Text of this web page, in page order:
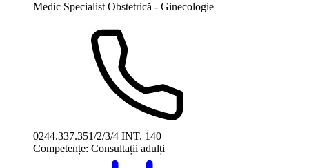
Medic Specialist Obstetrică - Ginecologie
0244.337.351/2/3/4 INT. 140
Competențe: Consultații adulți